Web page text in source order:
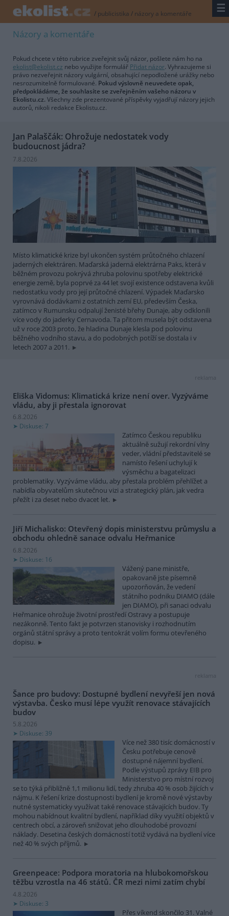
/ publicistika / názory a komentáře ☰
Názory a komentáře
Pokud chcete v této rubrice zveřejnit svůj názor, pošlete nám ho na
ekolist@ekolist.cz nebo využijte formulář Přidat názor. Vyhrazujeme si
právo nezveřejnit názory vulgární, obsahující nepodložené urážky nebo
nesrozumitelně formulované. Pokud výslovně neuvedete opak,
předpokládáme, že souhlasíte se zveřejněním vašeho názoru v
Ekolistu.cz. Všechny zde prezentované příspěvky vyjadřují názory jejich
autorů, nikoli redakce Ekolistu.cz.
Jan Palaščák: Ohrožuje nedostatek vody
budoucnost jádra?
7.8.2026
Místo klimatické krize byl ukončen systém průtočného chlazení
jaderných elektráren. Maďarská jaderná elektrárna Paks, která v
běžném provozu pokrývá zhruba polovinu spotřeby elektrické
energie země, byla poprvé za 44 let svojí existence odstavena kvůli
nedostatku vody pro její průtočné chlazení. Výpadek Maďarsko
vyrovnává dodávkami z ostatních zemí EU, především Česka,
zatímco v Rumunsku odpalují ženisté břehy Dunaje, aby odklonili
více vody do jaderky Cernavoda. Ta přitom musela být odstavena
už v roce 2003 proto, že hladina Dunaje klesla pod polovinu
běžného vodního stavu, a do podobných potíží se dostala i v
letech 2007 a 2011.
reklama
Eliška Vidomus: Klimatická krize není over. Vyzýváme
vládu, aby ji přestala ignorovat
6.8.2026
Diskuse: 7
Zatímco Českou republiku
aktuálně sužují rekordní vlny
veder, vládní představitelé se
namísto řešení uchylují k
výsměchu a bagatelizaci
problematiky. Vyzýváme vládu, aby přestala problém přehlížet a
nabídla obyvatelům skutečnou vizi a strategický plán, jak vedra
přežít i za deset nebo dvacet let.
Jiří Michalisko: Otevřený dopis ministerstvu průmyslu a
obchodu ohledně sanace odvalu Heřmanice
6.8.2026
Diskuse: 16
Vážený pane ministře,
opakovaně jste písemně
upozorňován, že vedení
státního podniku DIAMO (dále
jen DIAMO), při sanaci odvalu
Heřmanice ohrožuje životní prostředí Ostravy a postupuje
nezákonně. Tento fakt je potvrzen stanovisky i rozhodnutím
orgánů státní správy a proto tentokrát volím formu otevřeného
dopisu.
reklama
Šance pro budovy: Dostupné bydlení nevyřeší jen nová
výstavba. Česko musí lépe využít renovace stávajících
budov
5.8.2026
Diskuse: 39
Více než 380 tisíc domácností v
Česku potřebuje cenově
dostupné nájemní bydlení.
Podle výstupů zprávy EIB pro
Ministerstvo pro místní rozvoj
se to týká přibližně 1,1 milionu lidí, tedy zhruba 40 % osob žijících v
nájmu. K řešení krize dostupnosti bydlení je kromě nové výstavby
nutné systematicky využívat také renovace stávajících budov. Ty
mohou nabídnout kvalitní bydlení, například díky využití objektů v
centrech obcí, a zároveň snižovat jeho dlouhodobé provozní
náklady. Desetina českých domácností totiž vydává na bydlení více
než 40 % svých příjmů.
Greenpeace: Podpora moratoria na hlubokomořskou
těžbu vzrostla na 46 států. ČR mezi nimi zatím chybí
4.8.2026
Diskuse: 3
Přes víkend skončilo 31. Valné